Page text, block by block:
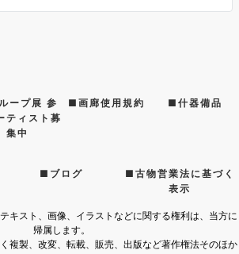
ープ展 参
ティスト募
集中
■画廊使用規約 ■什器備品
■ブログ
■古物営業法に基づく
表示
キスト、画像、イラストなどに関する権利は、当方に
帰属します。
複製、改変、転載、販売、出版など著作権法そのほか